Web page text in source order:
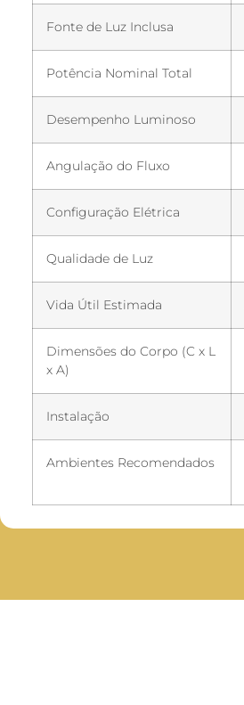
Fonte de Luz Inclusa
Potência Nominal Total
Desempenho Luminoso
Angulação do Fluxo
Configuração Elétrica
Qualidade de Luz
Vida Útil Estimada
Dimensões do Corpo (C x L
x A)
Instalação
Ambientes Recomendados